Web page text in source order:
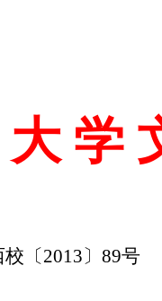
学
校〔2013〕89号